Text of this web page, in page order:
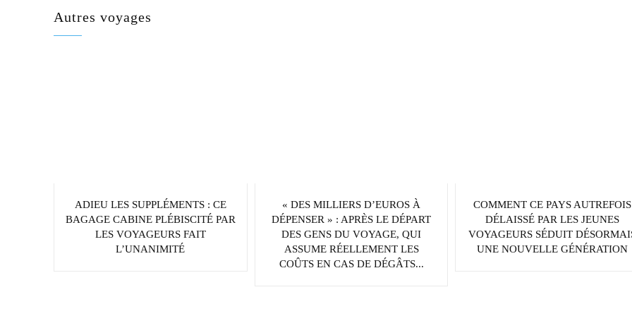
Autres voyages
ADIEU LES SUPPLÉMENTS : CE
BAGAGE CABINE PLÉBISCITÉ PAR
LES VOYAGEURS FAIT
L’UNANIMITÉ
« DES MILLIERS D’EUROS À
DÉPENSER » : APRÈS LE DÉPART
DES GENS DU VOYAGE, QUI
ASSUME RÉELLEMENT LES
COÛTS EN CAS DE DÉGÂTS...
COMMENT CE PAYS AUTREFOIS
DÉLAISSÉ PAR LES JEUNES
VOYAGEURS SÉDUIT
UNE NOUVELLE GÉNÉRATION